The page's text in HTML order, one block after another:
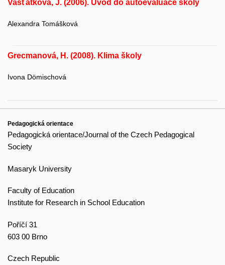
Vašťátková, J. (2006). Úvod do autoevaluace školy
Alexandra Tomášková
Grecmanová, H. (2008). Klima školy
Ivona Dömischová
Pedagogická orientace
Pedagogická orientace/Journal of the Czech Pedagogical
Society
Masaryk University
Faculty of Education
Institute for Research in School Education
Poříčí 31
603 00 Brno
Czech Republic